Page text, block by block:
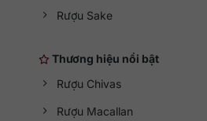
Rượu Sake
Thương hiệu nổi bật
Rượu Chivas
Rượu Macallan